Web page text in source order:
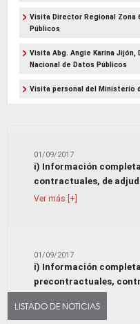
Visita Director Regional Zona
Públicos
Visita Abg. Angie Karina
Nacional de Datos Públicos
Visita personal del Ministerio
LISTADO DE NOTICIAS
01/09/2017
i) Información
contractuales, de
Ver más [+]
01/09/2017
i) Información
precontractuales,
liquidación, etc.